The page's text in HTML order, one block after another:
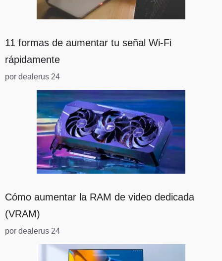
11 formas de aumentar tu señal Wi-Fi
rápidamente
por dealerus 24
Cómo aumentar la RAM de video dedicada
(VRAM)
por dealerus 24